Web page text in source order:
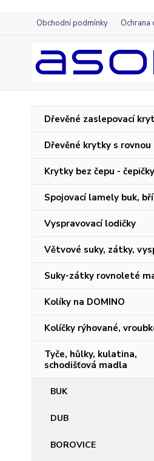
Obchodní podmínky Ochrana
Dřevěné zaslepovací
Dřevěné krytky s rovnou
Krytky bez čepu - čepičky
Spojovací lamely buk,
Vyspravovací lodičky
Větvové suky, zátky,
Suky-zátky rovnoleté
Kolíky na DOMINO
Kolíčky rýhované,
Tyče, hůlky, kulatina,
schodišťová madla
BUK
DUB
BOROVICE